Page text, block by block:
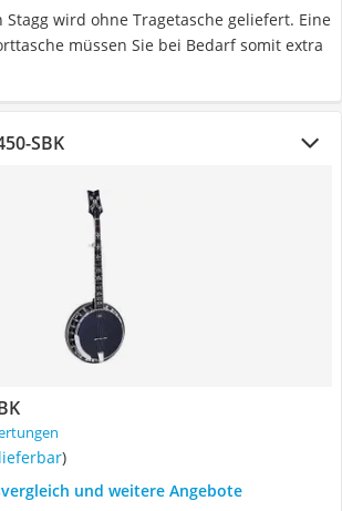
Stagg wird ohne Tragetasche geliefert. Eine
müssen Sie bei Bedarf somit extra
SBK
lieferbar)
und weitere Angebote